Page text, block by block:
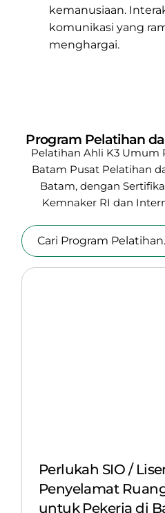
kemanusiaan.
komunikasi yang
menghargai.
Program Pelatihan
Pelatihan Ahli K3 Umum
Batam Pusat Pelatihan
Batam, dengan
Kemnaker RI dan
Perlukah SIO /
Penyelamat
untuk Pekerja di